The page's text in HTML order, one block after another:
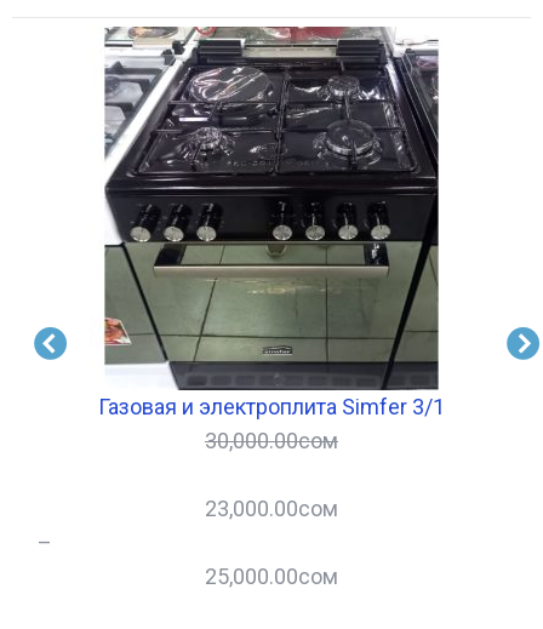
Газовая и электроплита Simfer 3/1
30,000.00сом
23,000.00сом
–
25,000.00сом